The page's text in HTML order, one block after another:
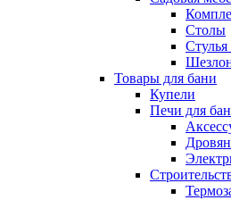
Столы
Стулья
Товары для бани
Купели
Печи для